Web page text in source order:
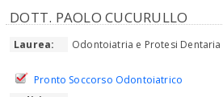
DOTT. PAOLO CUCURULLO
Laurea: Odontoiatria e Protesi Dentaria
Pronto Soccorso Odontoiatrico